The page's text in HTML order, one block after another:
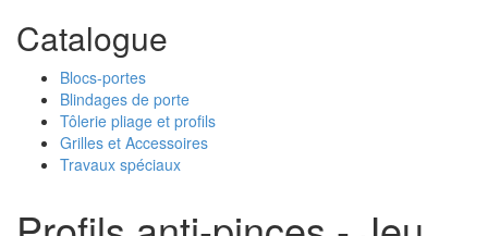
Catalogue
Blocs-portes
Blindages de porte
Tôlerie pliage et profils
Grilles et Accessoires
Travaux spéciaux